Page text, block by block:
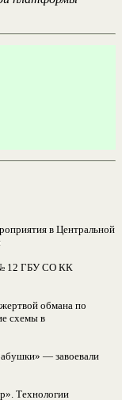
в Центральной
№ 12 ГБУ СО КК
обмана по
схемы в
— завоевали
Технологии